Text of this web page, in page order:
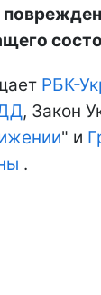
РБК-
, Закон
" и
.